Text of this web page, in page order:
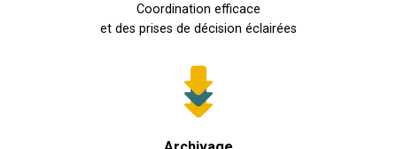
Coordination efficace
et des prises de décision éclairées